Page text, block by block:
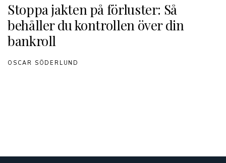
Stoppa jakten på förluster: Så
behåller du kontrollen över din
bankroll
OSCAR SÖDERLUND